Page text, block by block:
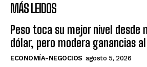
MÁS LEIDOS
Peso toca su mejor nivel desde
dólar, pero modera ganancias
ECONOMÍA-NEGOCIOS agosto 5, 2026